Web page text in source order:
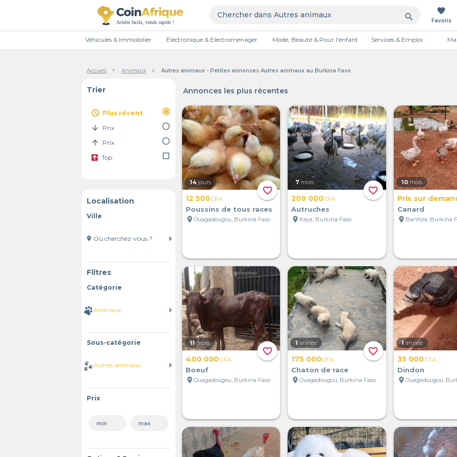
search
favorite
Favoris
Véhicules & Immobilier Electronique & Electromenager Mode, Beauté & Pour l'enfant Services & Emploi
Accueil Animaux Autres animaux - Petites annonces Autres animaux au Burkina Faso
Trier
access_time Plus récent
radio_button_checked
arrow_downward
Prix
radio_button_unchecked
arrow_upward
Prix radio_button_unchecked
Top check_box_outline_blank
Localisation
Ville
location_on
Filtres
Catégorie
Sous-catégorie
Prix
Annonces les plus récentes
favorite_border
14 jours
12 500CFA
Poussins de tous races
location_on Ouagadougou, Burkina Faso
favorite_border
7 mois
200 000CFA
Autruches
location_on Kaya, Burkina Faso
10 mois
Prix sur
Canard
location_on Banfora, Burkina
favorite_border
11 mois
400 000CFA
Boeuf
location_on Ouagadougou, Burkina Faso
favorite_border
1 année
175 000CFA
Chaton de race
location_onOuagadougou, Burkina Faso
1 année
35 000CFA
Dindon
location_on Ouagadougou,